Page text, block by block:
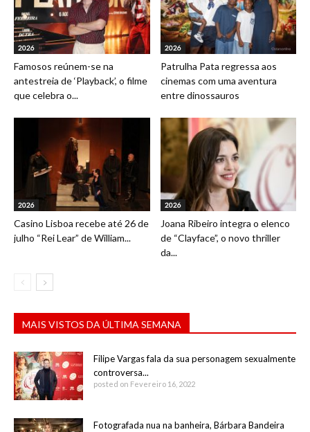
2026
Famosos reúnem-se na
antestreia de ‘Playback’, o filme
que celebra o...
2026
Patrulha Pata regressa aos
cinemas com uma aventura
entre dinossauros
2026
Casino Lisboa recebe até 26 de
julho “Rei Lear” de William...
2026
Joana Ribeiro integra o elenco
de “Clayface”, o novo thriller
da...
MAIS VISTOS DA ÚLTIMA SEMANA
Filipe Vargas fala da sua personagem sexualmente
controversa...
posted on Fevereiro 16, 2022
Fotografada nua na banheira, Bárbara Bandeira